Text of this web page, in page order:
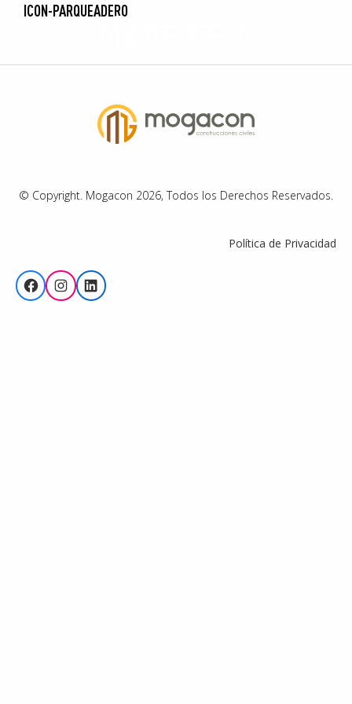
ICON-PARQUEADERO
© Copyright. Mogacon 2026, Todos los Derechos Reservados.
Política de Privacidad
Facebook
Instagram
LinkedIn